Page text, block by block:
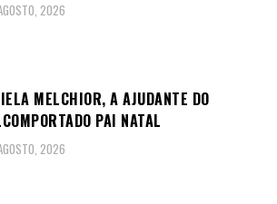
2026
MELCHIOR, A AJUDANTE DO
PAI NATAL
2026